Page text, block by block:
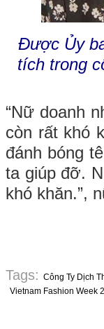
Được Ủy
tích trong
“Nữ doanh
còn rất khó
đánh bóng
ta giúp đỡ.
khó khăn.”,
Tags: Công Ty Dịch
Vietnam Fashion Week